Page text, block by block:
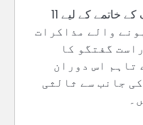
امریکہ اور ایران کے درمیان جنگ کے خاتمے کے لیے 11
والے مذاکرات
گفتگو کا
تاہم اس دوران
جانب سے ثالثی